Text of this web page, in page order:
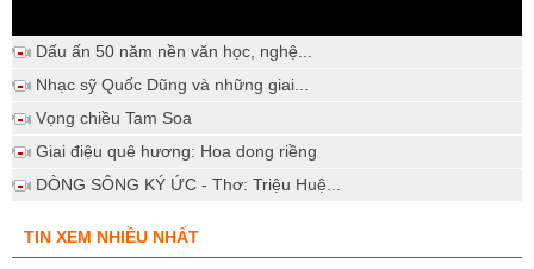
Dấu ấn 50 năm nền văn học, nghệ...
Nhạc sỹ Quốc Dũng và những giai...
Vọng chiều Tam Soa
Giai điệu quê hương: Hoa dong riềng
DÒNG SÔNG KÝ ỨC - Thơ: Triệu Huệ...
TIN XEM NHIỀU NHẤT